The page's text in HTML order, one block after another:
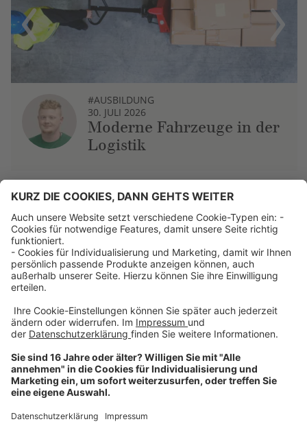
Previous
#AUSBILDUNG
30. JULI 2026
Moderne Fahrzeuge in der
Logistik
Next
Über uns
Dehner Unternehmen
Jobs bei Dehner